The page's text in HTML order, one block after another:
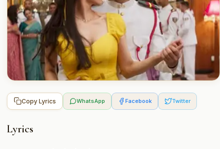
Copy Lyrics WhatsApp Facebook Twitter
Lyrics